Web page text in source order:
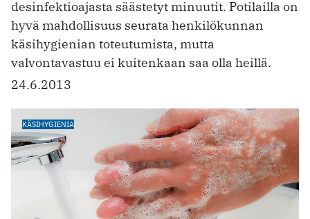
desinfektioajasta säästetyt minuutit. Potilailla on
hyvä mahdollisuus seurata henkilökunnan
käsihygienian toteutumista, mutta
valvontavastuu ei kuitenkaan saa olla heillä.
24.6.2013
KÄSIHYGIENIA